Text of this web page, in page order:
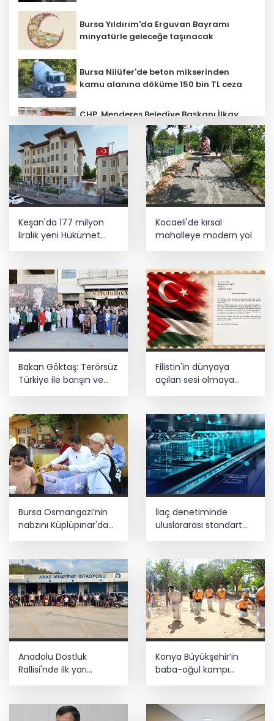
Bursa Yıldırım'da Erguvan Bayramı
minyatürle geleceğe taşınacak
Bursa Nilüfer'de beton mikserinden
kamu alanına döküme 150 bin TL ceza
CHP, Menderes Belediye Başkanı İlkay
Çiçek'i kesin ihraç talebiyle disipline
sevk etti
Ankara'da uyuşturucu ve fuhuş 8
gözaltı
E-KİP’e Türkiye’nin Dijital Dönüşüm
Ödülü... Kamu kategorisinde zirvede
Arabistan yolcusu
Keşan'da 177 milyon
liralık yeni Hükümet
Kocaeli'de kırsal
mahalleye modern yol
Bakan Göktaş: Terörsüz
Türkiye ile barışın ve
istikrarın güçlendiği
Filistin'in dünyaya
açılan sesi olmaya
devam edeceğiz
Bursa Osmangazi’nin
nabzını Küplüpınar'da
İlaç denetiminde
uluslararası standart
Anadolu Dostluk
Rallisi'nde ilk yarı
Konya Büyükşehir’in
baba-oğul kampı